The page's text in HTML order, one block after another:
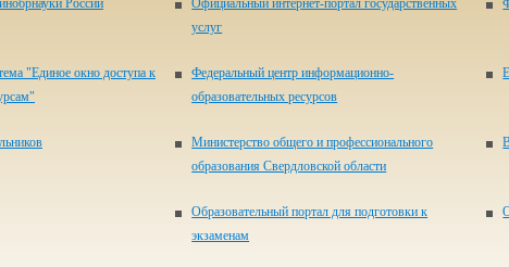
России
Официальный интернет-портал государственных
услуг
"Единое окно доступа к
Федеральный центр информационно-
образовательных ресурсов
Министерство общего и профессионального
образования Свердловской области
Образовательный портал для подготовки к
экзаменам